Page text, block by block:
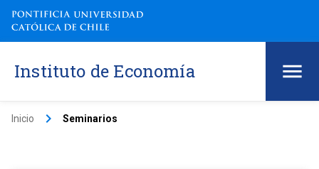
Instituto de Economía
Inicio keyboard_arrow_right Seminarios